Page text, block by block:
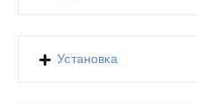
Установка